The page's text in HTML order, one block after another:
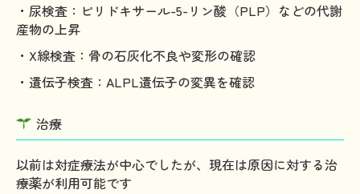
・尿検査：ピリドキサール-5-リン酸（PLP）などの代謝
産物の上昇
・X線検査：骨の石灰化不良や変形の確認
・遺伝子検査：ALPL遺伝子の変異を確認
治療
以前は対症療法が中心でしたが、現在は原因に対する治
療薬が利用可能です